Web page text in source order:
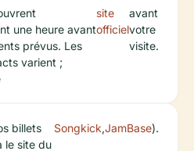
une heure avant
prévus. Les
varient ;
site
officiel
avant
votre
visite.
billets
le site du
Songkick,JamBase).